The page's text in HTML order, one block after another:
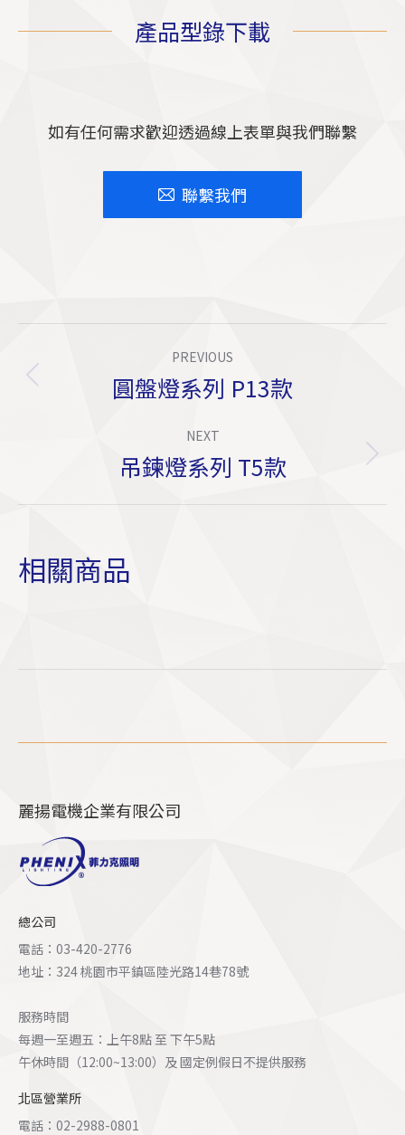
產品型錄下載
如有任何需求歡迎透過線上表單與我們聯繫
聯繫我們
Navigation
PREVIOUS
Previous
圓盤燈系列 P13款
NEXT
Next
吊鍊燈系列 T5款
相關商品
麗揚電機企業有限公司
總公司
電話：03-420-2776
地址：324 桃園市平鎮區陸光路14巷78號
服務時間
每週一至週五：上午8點 至 下午5點
午休時間（12:00~13:00）及 國定例假日不提供服務
北區營業所
電話：02-2988-0801